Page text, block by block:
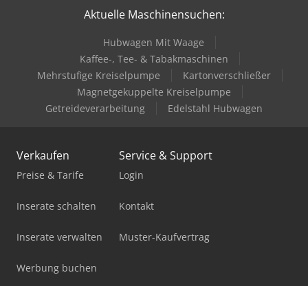
Aktuelle Maschinensuchen:
Hubwagen Mit Waage
Kaffee-, Tee- & Tabakmaschinen
Mehrstufige Kreiselpumpe
Kartonverschließer
Magnetgekuppelte Kreiselpumpe
Getreideverarbeitung
Edelstahl Hubwagen
Verkaufen
Preise & Tarife
Inserate schalten
Inserate verwalten
Werbung buchen
Service & Support
Login
Kontakt
Muster-Kaufvertrag